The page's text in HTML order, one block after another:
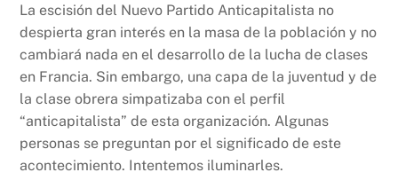
c
e
b
o
o
k
at
s
A
p
p
nt p
y
Li
n
k
La escisión del Nuevo Partido Anticapitalista no
despierta gran interés en la masa de la población y no
cambiará nada en el desarrollo de la lucha de clases
en Francia. Sin embargo, una capa de la juventud y de
la clase obrera simpatizaba con el perfil
“anticapitalista” de esta organización. Algunas
personas se preguntan por el significado de este
acontecimiento. Intentemos iluminarles.